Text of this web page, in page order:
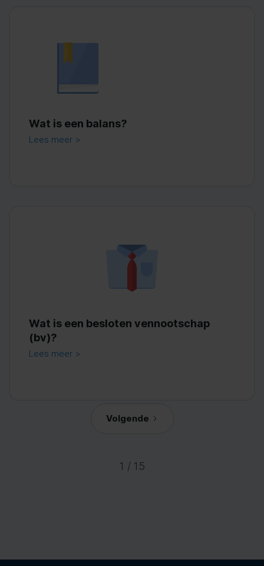
Wat is een balans?
Lees meer >
Wat is een besloten vennootschap
(bv)?
Lees meer >
Volgende
1 / 15